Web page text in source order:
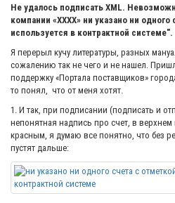
Не удалось подписать XML.
компании «ХХХХ» ни указано ни одного
используется в контрактной системе".
Я перерыл кучу литературы, разных
сожалению так не чего и не нашел.
поддержку «Портала поставщиков»
то понял, что от меня хотят.
1. И так, при подписании (подписать и
непонятная надпись про счет, в
красным, я думаю все понятно, что без
пустят дальше: